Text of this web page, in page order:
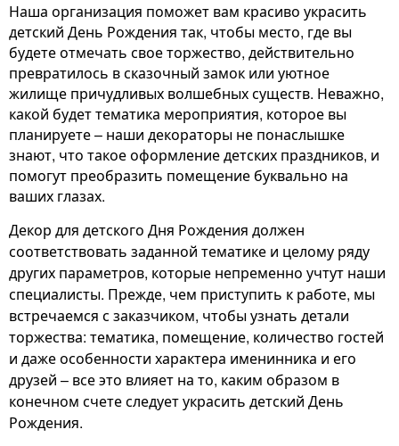
Наша организация поможет вам красиво украсить
детский День Рождения так, чтобы место, где вы
будете отмечать свое торжество, действительно
превратилось в сказочный замок или уютное
жилище причудливых волшебных существ. Неважно,
какой будет тематика мероприятия, которое вы
планируете – наши декораторы не понаслышке
знают, что такое оформление детских праздников, и
помогут преобразить помещение буквально на
ваших глазах.
Декор для детского Дня Рождения должен
соответствовать заданной тематике и целому ряду
других параметров, которые непременно учтут наши
специалисты. Прежде, чем приступить к работе, мы
встречаемся с заказчиком, чтобы узнать детали
торжества: тематика, помещение, количество гостей
и даже особенности характера именинника и его
друзей – все это влияет на то, каким образом в
конечном счете следует украсить детский День
Рождения.